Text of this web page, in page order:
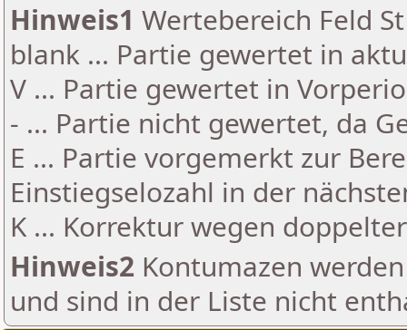
Hinweis1 Wertebereich Feld
blank ... Partie gewertet in
V ... Partie gewertet in
- ... Partie nicht gewertet, da
E ... Partie vorgemerkt zur
Einstiegselozahl in der
K ... Korrektur wegen
Hinweis2 Kontumazen
und sind in der Liste nicht